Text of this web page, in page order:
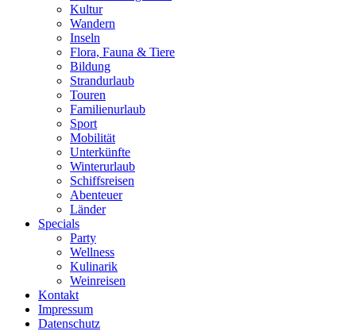
Kultur
Wandern
Inseln
Flora, Fauna & Tiere
Bildung
Strandurlaub
Touren
Familienurlaub
Sport
Mobilität
Unterkünfte
Winterurlaub
Schiffsreisen
Abenteuer
Länder
Specials
Party
Wellness
Kulinarik
Weinreisen
Kontakt
Impressum
Datenschutz